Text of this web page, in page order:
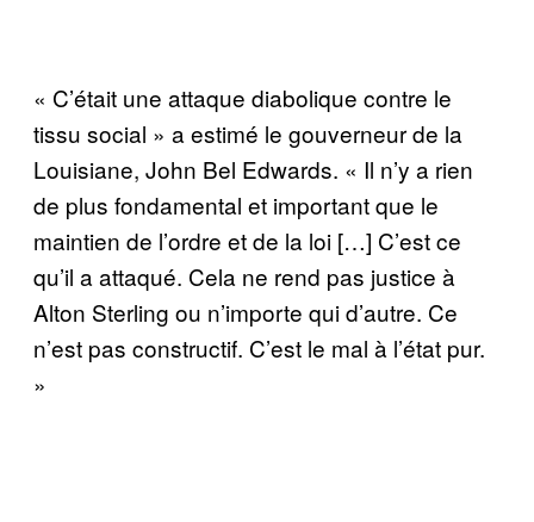
« C’était une attaque diabolique contre le
tissu social » a estimé le gouverneur de la
Louisiane, John Bel Edwards. « Il n’y a rien
de plus fondamental et important que le
maintien de l’ordre et de la loi […] C’est ce
qu’il a attaqué. Cela ne rend pas justice à
Alton Sterling ou n’importe qui d’autre. Ce
n’est pas constructif. C’est le mal à l’état pur.
»